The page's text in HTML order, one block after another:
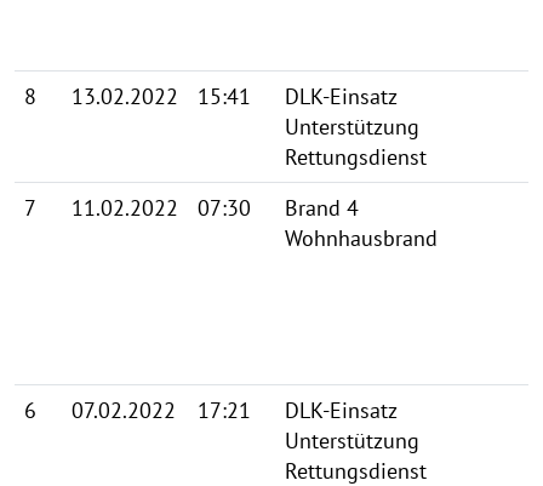
8 13.02.2022 15:41
DLK-Einsatz
Unterstützung
Rettungsdienst
7
11.02.2022 07:30
Brand 4
Wohnhausbrand
6 07.02.2022 17:21
DLK-Einsatz
Unterstützung
Rettungsdienst